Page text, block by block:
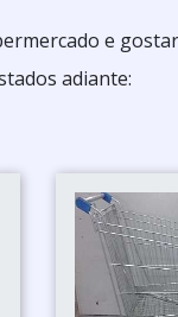
e
adiante: